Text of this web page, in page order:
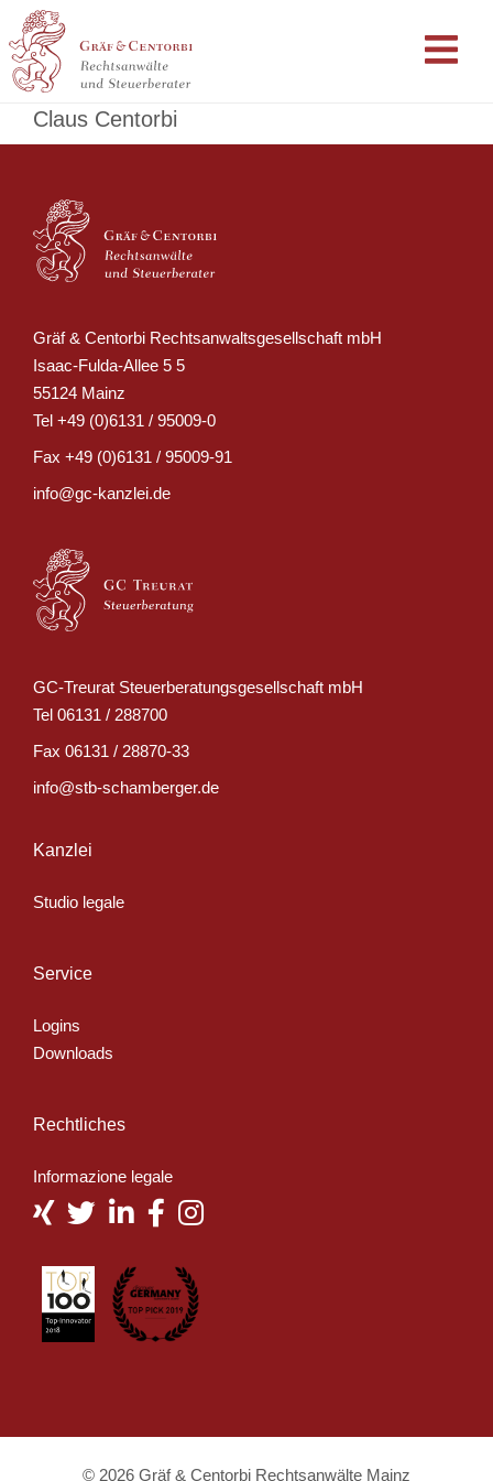
Claus Centorbi
Gräf & Centorbi Rechtsanwaltsgesellschaft mbH
Isaac-Fulda-Allee 5 5
55124 Mainz
Tel +49 (0)6131 / 95009-0
Fax +49 (0)6131 / 95009-91
info@gc-kanzlei.de
Kanzlei
Studio legale
GC-Treurat Steuerberatungsgesellschaft mbH
Tel 06131 / 288700
Fax 06131 / 28870-33
info@stb-schamberger.de
Service
Logins
Downloads
Rechtliches
Informazione legale
© 2026 Gräf & Centorbi Rechtsanwälte Mainz